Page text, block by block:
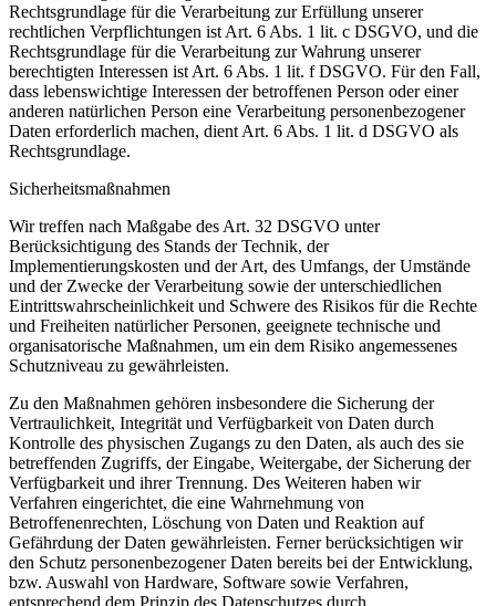
Rechtsgrundlage für die Verarbeitung zur Erfüllung unserer
rechtlichen Verpflichtungen ist Art. 6 Abs. 1 lit. c DSGVO, und die
Rechtsgrundlage für die Verarbeitung zur Wahrung unserer
berechtigten Interessen ist Art. 6 Abs. 1 lit. f DSGVO. Für den Fall,
dass lebenswichtige Interessen der betroffenen Person oder einer
anderen natürlichen Person eine Verarbeitung personenbezogener
Daten erforderlich machen, dient Art. 6 Abs. 1 lit. d DSGVO als
Rechtsgrundlage.
Sicherheitsmaßnahmen
Wir treffen nach Maßgabe des Art. 32 DSGVO unter
Berücksichtigung des Stands der Technik, der
Implementierungskosten und der Art, des Umfangs, der Umstände
und der Zwecke der Verarbeitung sowie der unterschiedlichen
Eintrittswahrscheinlichkeit und Schwere des Risikos für die Rechte
und Freiheiten natürlicher Personen, geeignete technische und
organisatorische Maßnahmen, um ein dem Risiko angemessenes
Schutzniveau zu gewährleisten.
Zu den Maßnahmen gehören insbesondere die Sicherung der
Vertraulichkeit, Integrität und Verfügbarkeit von Daten durch
Kontrolle des physischen Zugangs zu den Daten, als auch des sie
betreffenden Zugriffs, der Eingabe, Weitergabe, der Sicherung der
Verfügbarkeit und ihrer Trennung. Des Weiteren haben wir
Verfahren eingerichtet, die eine Wahrnehmung von
Betroffenenrechten, Löschung von Daten und Reaktion auf
Gefährdung der Daten gewährleisten. Ferner berücksichtigen wir
den Schutz personenbezogener Daten bereits bei der Entwicklung,
bzw. Auswahl von Hardware, Software sowie Verfahren,
entsprechend dem Prinzip des Datenschutzes durch